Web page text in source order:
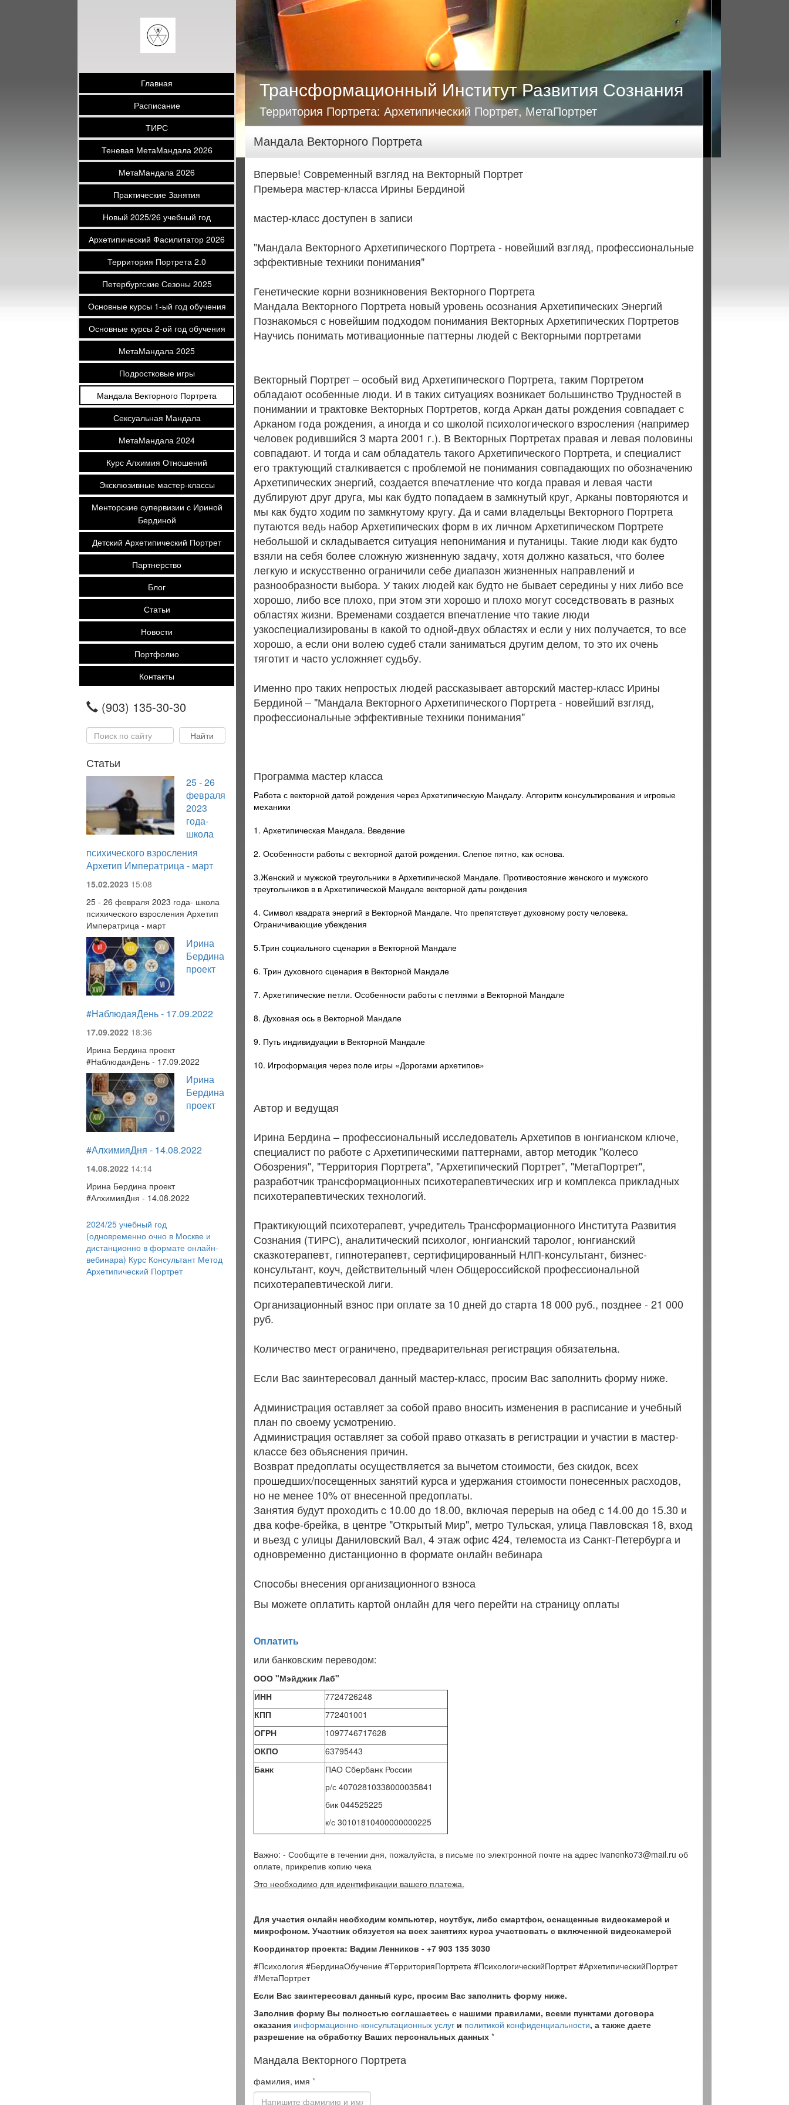
Главная
Расписание
ТИРС
Теневая МетаМандала 2026
МетаМандала 2026
Практические Занятия
Новый 2025/26 учебный год
Архетипический Фасилитатор 2026
Территория Портрета 2.0
Петербургские Сезоны 2025
Основные курсы 1-ый год обучения
Основные курсы 2-ой год обучения
МетаМандала 2025
Подростковые игры
Мандала Векторного Портрета
Сексуальная Мандала
МетаМандала 2024
Курс Алхимия Отношений
Эксклюзивные мастер-классы
Менторские супервизии с Ириной
Бердиной
Детский Архетипический Портрет
Партнерство
Блог
Статьи
Новости
Портфолио
Контакты
(903) 135-30-30
Статьи
25 - 26
февраля
2023
года-
школа
психического взросления
Архетип Императрица - март
15.02.2023 15:08
25 - 26 февраля 2023 года- школа
психического взросления Архетип
Императрица - март
Ирина
Бердина
проект
#НаблюдаяДень - 17.09.2022
17.09.2022 18:36
Ирина Бердина проект
#НаблюдаяДень - 17.09.2022
Ирина
Бердина
проект
#АлхимияДня - 14.08.2022
14.08.2022 14:14
Ирина Бердина проект
#АлхимияДня - 14.08.2022
2024/25 учебный год
(одновременно очно в Москве и
дистанционно в формате онлайн-
вебинара) Курс Консультант Метод
Архетипический Портрет
Трансформационный Институт Развития Сознания
Территория Портрета: Архетипический Портрет, МетаПортрет
Мандала Векторного Портрета
Впервые! Современный взгляд на Векторный Портрет
Премьера мастер-класса Ирины Бердиной
мастер-класс доступен в записи
"Мандала Векторного Архетипического Портрета - новейший взгляд, профессиональные
эффективные техники понимания"
Генетические корни возникновения Векторного Портрета
Мандала Векторного Портрета новый уровень осознания Архетипических Энергий
Познакомься с новейшим подходом понимания Векторных Архетипических Портретов
Научись понимать мотивационные паттерны людей с Векторными портретами
Векторный Портрет – особый вид Архетипического Портрета, таким Портретом
обладают особенные люди. И в таких ситуациях возникает большинство Трудностей в
понимании и трактовке Векторных Портретов, когда Аркан даты рождения совпадает с
Арканом года рождения, а иногда и со школой психологического взросления (например
человек родившийся 3 марта 2001 г.). В Векторных Портретах правая и левая половины
совпадают. И тогда и сам обладатель такого Архетипического Портрета, и специалист
его трактующий сталкивается с проблемой не понимания совпадающих по обозначению
Архетипических энергий, создается впечатление что когда правая и левая части
дублируют друг друга, мы как будто попадаем в замкнутый круг, Арканы повторяются и
мы как будто ходим по замкнутому кругу. Да и сами владельцы Векторного Портрета
путаются ведь набор Архетипических форм в их личном Архетипическом Портрете
небольшой и складывается ситуация непонимания и путаницы. Такие люди как будто
взяли на себя более сложную жизненную задачу, хотя должно казаться, что более
легкую и искусственно ограничили себе диапазон жизненных направлений и
разнообразности выбора. У таких людей как будто не бывает середины у них либо все
хорошо, либо все плохо, при этом эти хорошо и плохо могут соседствовать в разных
областях жизни. Временами создается впечатление что такие люди
узкоспециализированы в какой то одной-двух областях и если у них получается, то все
хорошо, а если они волею судеб стали заниматься другим делом, то это их очень
тяготит и часто усложняет судьбу.
Именно про таких непростых людей рассказывает авторский мастер-класс Ирины
Бердиной – "Мандала Векторного Архетипического Портрета - новейший взгляд,
профессиональные эффективные техники понимания"
Программа мастер класса
Работа с векторной датой рождения через Архетипическую Мандалу. Алгоритм консультирования и игровые
механики
1. Архетипическая Мандала. Введение
2. Особенности работы с векторной датой рождения. Слепое пятно, как основа.
3.Женский и мужской треугольники в Архетипической Мандале. Противостояние женского и мужского
треугольников в в Архетипической Мандале векторной даты рождения
4. Символ квадрата энергий в Векторной Мандале. Что препятствует духовному росту человека.
Ограничивающие убеждения
5.Трин социального сценария в Векторной Мандале
6. Трин духовного сценария в Векторной Мандале
7. Архетипические петли. Особенности работы с петлями в Векторной Мандале
8. Духовная ось в Векторной Мандале
9. Путь индивидуации в Векторной Мандале
10. Игроформация через поле игры «Дорогами архетипов»
Автор и ведущая
Ирина Бердина – профессиональный исследователь Архетипов в юнгианском ключе,
специалист по работе с Архетипическими паттернами, автор методик "Колесо
Обозрения", "Территория Портрета", "Архетипический Портрет", "МетаПортрет",
разработчик трансформационных психотерапевтических игр и комплекса прикладных
психотерапевтических технологий.
Практикующий психотерапевт, учредитель Трансформационного Института Развития
Сознания (ТИРС), аналитический психолог, юнгианский таролог, юнгианский
сказкотерапевт, гипнотерапевт, сертифицированный НЛП-консультант, бизнес-
консультант, коуч, действительный член Общероссийской профессиональной
психотерапевтической лиги.
Организационный взнос при оплате за 10 дней до старта 18 000 руб., позднее - 21 000
руб.
Количество мест ограничено, предварительная регистрация обязательна.
Если Вас заинтересовал данный мастер-класс, просим Вас заполнить форму ниже.
Администрация оставляет за собой право вносить изменения в расписание и учебный
план по своему усмотрению.
Администрация оставляет за собой право отказать в регистрации и участии в мастер-
классе без объяснения причин.
Возврат предоплаты осуществляется за вычетом стоимости, без скидок, всех
прошедших/посещенных занятий курса и удержания стоимости понесенных расходов,
но не менее 10% от внесенной предоплаты.
Занятия будут проходить c 10.00 до 18.00, включая перерыв на обед с 14.00 до 15.30 и
два кофе-брейка, в центре "Открытый Мир", метро Тульская, улица Павловская 18, вход
и вьезд с улицы Даниловский Вал, 4 этаж офис 424, телемоста из Санкт-Петербурга и
одновременно дистанционно в формате онлайн вебинара
Способы внесения организационного взноса
Вы можете оплатить картой онлайн для чего перейти на страницу оплаты
Оплатить
или банковским переводом:
ООО "Мэйджик Лаб"
ИНН
7724726248
КПП
772401001
ОГРН
1097746717628
ОКПО
63795443
Банк
ПАО Сбербанк России
р/с 40702810338000035841
бик 044525225
к/с 30101810400000000225
Важно: - Сообщите в течении дня, пожалуйста, в письме по электронной почте на адрес ivanenko73@mail.ru об
оплате, прикрепив копию чека
Это необходимо для идентификации вашего платежа.
Для участия онлайн необходим компьютер, ноутбук, либо смартфон, оснащенные видеокамерой и
микрофоном. Участник обязуется на всех занятиях курса участвовать с включенной видеокамерой
Координатор проекта: Вадим Ленников - +7 903 135 3030
#Психология #БердинаОбучение #ТерриторияПортрета #ПсихологическийПортрет #АрхетипическийПортрет
#МетаПортрет
Если Вас заинтересовал данный курс, просим Вас заполнить форму ниже.
Заполнив форму Вы полностью соглашаетесь с нашими правилами, всеми пунктами договора
оказания информационно-консультационных услуг и политикой конфиденциальности, а также даете
разрешение на обработку Ваших персональных данных *
Мандала Векторного Портрета
фамилия, имя *